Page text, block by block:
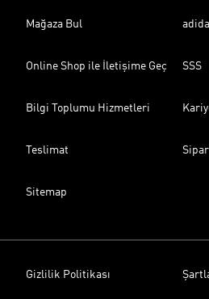
Mağaza Bul
Online Shop ile İletişime Geç SSS
Bilgi Toplumu Hizmetleri
Teslimat
Sitemap
Gizlilik Politikası